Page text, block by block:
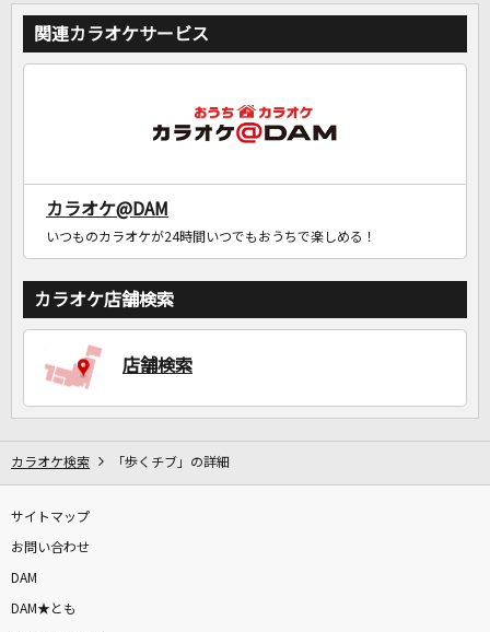
関連カラオケサービス
カラオケ@DAM
いつものカラオケが24時間いつでもおうちで楽しめる！
カラオケ店舗検索
店舗検索
カラオケ検索 「歩くチブ」の詳細
サイトマップ
お問い合わせ
DAM
DAM★とも